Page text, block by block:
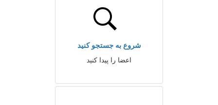
شروع به جستجو کنید
اعضا را پیدا کنید